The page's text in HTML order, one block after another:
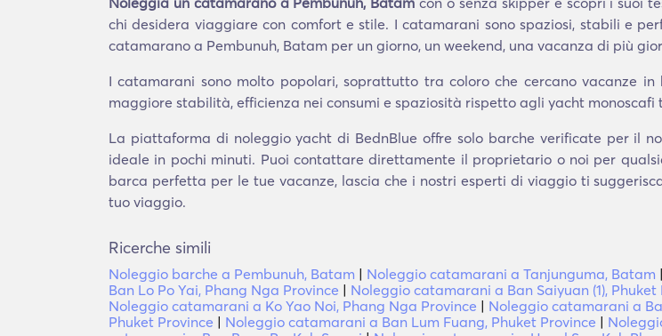
chi desidera viaggiare con comfort e stile. I catamarani sono spaziosi, stabili e
catamarano a Pembunuh, Batam per un giorno, un weekend, una vacanza di più
I catamarani sono molto popolari, soprattutto tra coloro che cercano vacanze
maggiore stabilità, efficienza nei consumi e spaziosità rispetto agli yacht monoscafi
La piattaforma di noleggio yacht di BednBlue offre solo barche verificate per il
ideale in pochi minuti. Puoi contattare direttamente il proprietario o noi per
barca perfetta per le tue vacanze, lascia che i nostri esperti di viaggio ti
tuo viaggio.
Ricerche simili
Noleggio barche a Pembunuh, Batam | Noleggio catamarani a Tanjunguma, Batam |
Ban Lo Po Yai, Phang Nga Province | Noleggio catamarani a Ban Saiyuan (1), Phuket
Noleggio catamarani a Ko Yao Noi, Phang Nga Province | Noleggio catamarani a
Phuket Province | Noleggio catamarani a Ban Lum Fuang, Phuket Province |